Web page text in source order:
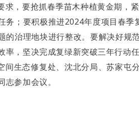
求，要抢抓春季苗木种植黄金期，
务；要积极推进2024年度项目春
的治理地块进行整改。要解决好规
率，坚决完成复绿新突破三年行动
间生态修复处、沈北分局、苏家屯
志参加会议。